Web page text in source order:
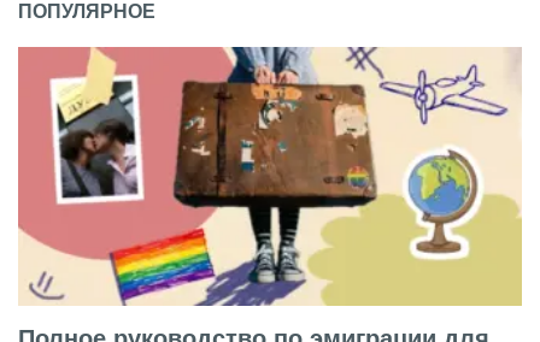
ПОПУЛЯРНОЕ